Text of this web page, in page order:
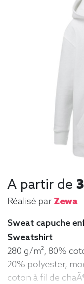
A partir de
Réalisé parZewa
Sweat capuche
Sweatshirt
280 g/m², 80%
20% polyester,
coton à fil de